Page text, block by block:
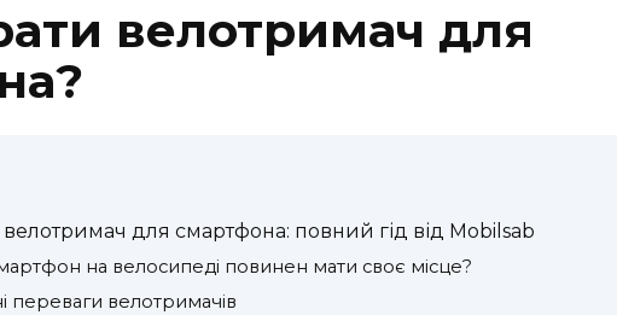
велотримач для
для смартфона: повний гід від Mobilsab
на велосипеді повинен мати своє місце?
переваги велотримачів